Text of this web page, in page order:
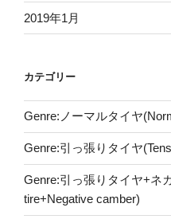
2019年1月
カテゴリー
Genre:ノーマルタイヤ
Genre:引っ張りタイヤ
Genre:引っ張りタイヤ+ネ
tire+Negative camber)